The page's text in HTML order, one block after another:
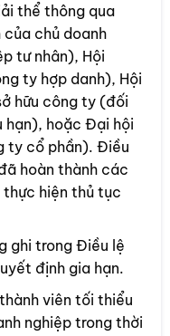
thể thông qua
chủ doanh
tư nhân), Hội
ty hợp danh), Hội
hữu công ty (đối
hạn), hoặc Đại hội
ty cổ phần). Điều
hoàn thành các
thực hiện thủ tục
ghi trong Điều lệ
định gia hạn.
viên tối thiểu
nghiệp trong thời